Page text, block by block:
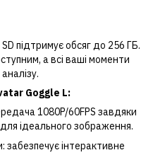
підтримує обсяг до 256 ГБ.
а всі ваші моменти
Goggle L:
1080P/60FPS завдяки
ідеального зображення.
інтерактивне